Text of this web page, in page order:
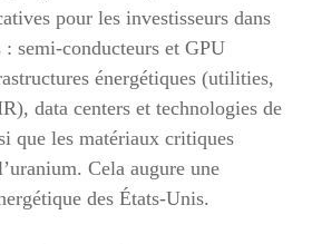
pour les investisseurs dans
: semi-conducteurs et GPU
énergétiques (utilities,
data centers et technologies de
que les matériaux critiques
Cela augure une
des États-Unis.